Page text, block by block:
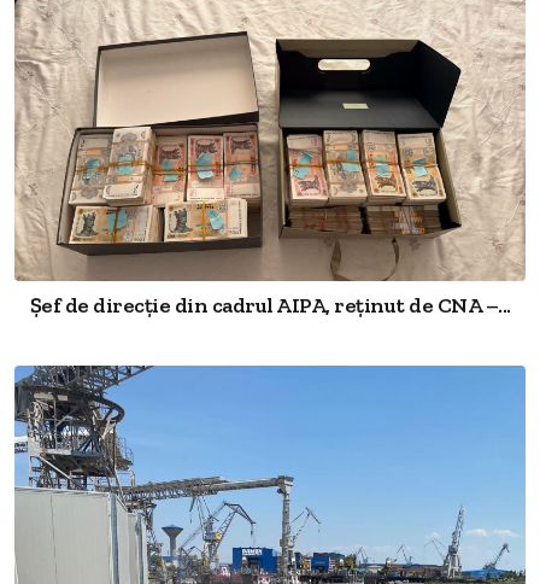
Șef de direcție din cadrul AIPA, reținut de CNA –...